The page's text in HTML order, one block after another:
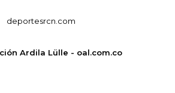
deportesrcn.com
Ardila Lülle - oal.com.co